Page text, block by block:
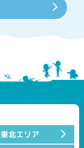
東北エリア